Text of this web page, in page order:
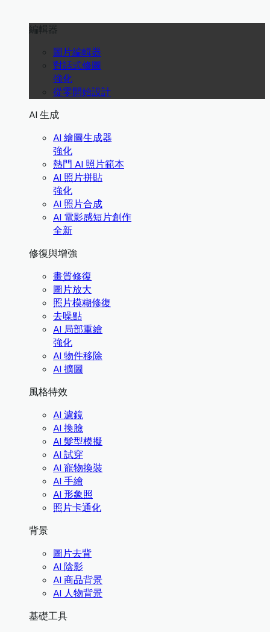
編輯器
圖片編輯器
對話式修圖
強化
從零開始設計
AI 生成
AI 繪圖生成器
強化
熱門 AI 照片範本
AI 照片拼貼
強化
AI 照片合成
AI 電影感短片創作
全新
修復與增強
畫質修復
圖片放大
照片模糊修復
去噪點
AI 局部重繪
強化
AI 物件移除
AI 擴圖
風格特效
AI 濾鏡
AI 換臉
AI 髮型模擬
AI 試穿
AI 寵物換裝
AI 手繪
AI 形象照
照片卡通化
背景
圖片去背
AI 陰影
AI 商品背景
AI 人物背景
基礎工具